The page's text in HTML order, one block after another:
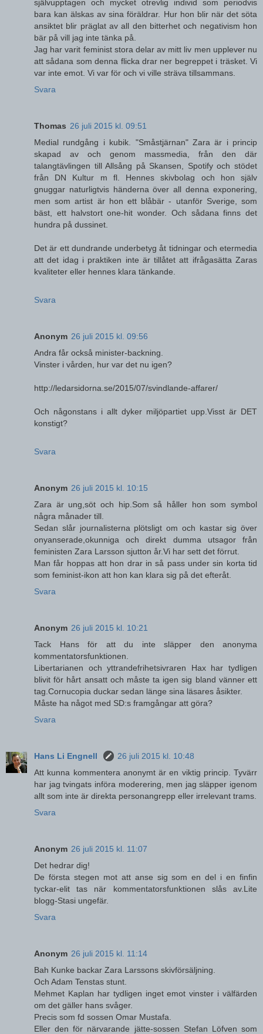
självupptagen och mycket otrevlig individ som periodvis
bara kan älskas av sina föräldrar. Hur hon blir när det söta
ansiktet blir präglat av all den bitterhet och negativism hon
bär på vill jag inte tänka på.
Jag har varit feminist stora delar av mitt liv men upplever nu
att sådana som denna flicka drar ner begreppet i träsket. Vi
var inte emot. Vi var för och vi ville sträva tillsammans.
Svara
Thomas 26 juli 2015 kl. 09:51
Medial rundgång i kubik. "Småstjärnan" Zara är i princip
skapad av och genom massmedia, från den där
talangtävlingen till Allsång på Skansen, Spotify och stödet
från DN Kultur m fl. Hennes skivbolag och hon själv
gnuggar naturligtvis händerna över all denna exponering,
men som artist är hon ett blåbär - utanför Sverige, som
bäst, ett halvstort one-hit wonder. Och sådana finns det
hundra på dussinet.
Det är ett dundrande underbetyg åt tidningar och etermedia
att det idag i praktiken inte är tillåtet att ifrågasätta Zaras
kvaliteter eller hennes klara tänkande.
Svara
Anonym 26 juli 2015 kl. 09:56
Andra får också minister-backning.
Vinster i vården, hur var det nu igen?
http://ledarsidorna.se/2015/07/svindlande-affarer/
Och någonstans i allt dyker miljöpartiet upp.Visst är DET
konstigt?
Svara
Anonym 26 juli 2015 kl. 10:15
Zara är ung,söt och hip.Som så håller hon som symbol
några månader till.
Sedan slår journalisterna plötsligt om och kastar sig över
onyanserade,okunniga och direkt dumma utsagor från
feministen Zara Larsson sjutton år.Vi har sett det förrut.
Man får hoppas att hon drar in så pass under sin korta tid
som feminist-ikon att hon kan klara sig på det efteråt.
Svara
Anonym 26 juli 2015 kl. 10:21
Tack Hans för att du inte släpper den anonyma
kommentatorsfunktionen.
Libertarianen och yttrandefrihetsivraren Hax har tydligen
blivit för hårt ansatt och måste ta igen sig bland vänner ett
tag.Cornucopia duckar sedan länge sina läsares åsikter.
Måste ha något med SD:s framgångar att göra?
Svara
Hans Li Engnell
26 juli 2015 kl. 10:48
Att kunna kommentera anonymt är en viktig princip. Tyvärr
har jag tvingats införa moderering, men jag släpper igenom
allt som inte är direkta personangrepp eller irrelevant trams.
Svara
Anonym 26 juli 2015 kl. 11:07
Det hedrar dig!
De första stegen mot att anse sig som en del i en finfin
tyckar-elit tas när kommentatorsfunktionen slås av.Lite
blogg-Stasi ungefär.
Svara
Anonym 26 juli 2015 kl. 11:14
Bah Kunke backar Zara Larssons skivförsäljning.
Och Adam Tenstas stunt.
Mehmet Kaplan har tydligen inget emot vinster i välfärden
om det gäller hans svåger.
Precis som fd sossen Omar Mustafa.
Eller den för närvarande jätte-sossen Stefan Löfven som